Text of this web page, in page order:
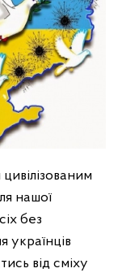
нашої
без
українців
від сміху